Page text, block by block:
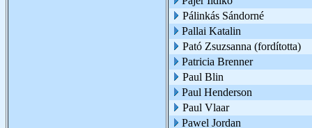
Pálinkás Sándorné
Pallai Katalin
Pató Zsuzsanna (fordította)
Patricia Brenner
Paul Blin
Paul Henderson
Paul Vlaar
Pawel Jordan